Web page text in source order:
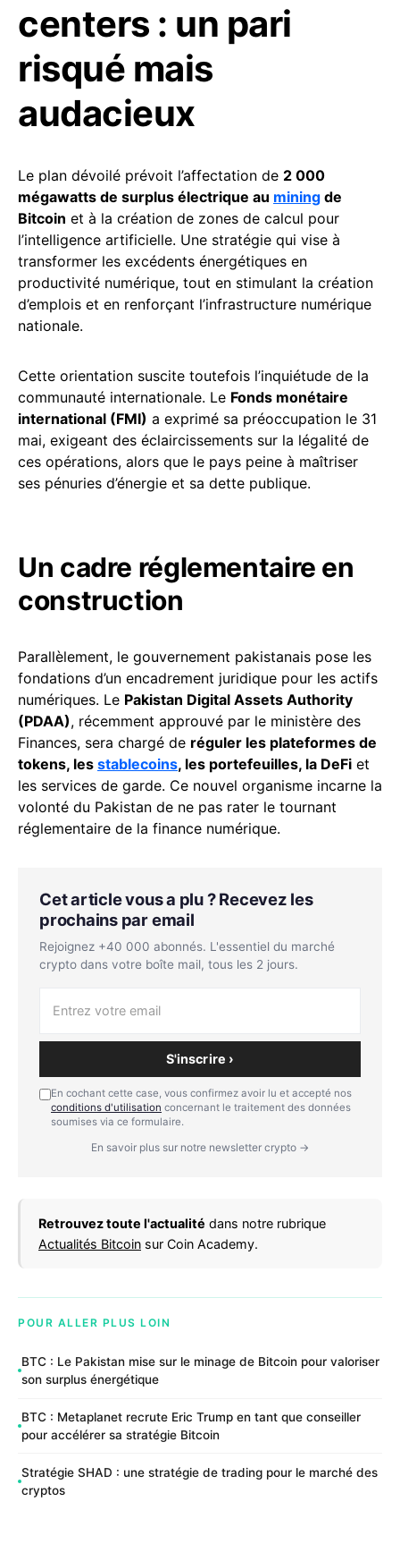
centers : un pari
risqué mais
audacieux
Le plan dévoilé prévoit l’affectation de 2 000
mégawatts de surplus électrique au mining de
Bitcoin et à la création de zones de calcul pour
l’intelligence artificielle. Une stratégie qui vise à
transformer les excédents énergétiques en
productivité numérique, tout en stimulant la création
d’emplois et en renforçant l’infrastructure numérique
nationale.
Cette orientation suscite toutefois l’inquiétude de la
communauté internationale. Le Fonds monétaire
international (FMI) a exprimé sa préoccupation le 31
mai, exigeant des éclaircissements sur la légalité de
ces opérations, alors que le pays peine à maîtriser
ses pénuries d’énergie et sa dette publique.
Un cadre réglementaire en
construction
Parallèlement, le gouvernement pakistanais pose les
fondations d’un encadrement juridique pour les actifs
numériques. Le Pakistan Digital Assets Authority
(PDAA), récemment approuvé par le ministère des
Finances, sera chargé de réguler les plateformes de
tokens, les stablecoins, les portefeuilles, la DeFi et
les services de garde. Ce nouvel organisme incarne la
volonté du Pakistan de ne pas rater le tournant
réglementaire de la finance numérique.
Cet article vous a plu ? Recevez les
prochains par email
Rejoignez +40 000 abonnés. L'essentiel du marché
crypto dans votre boîte mail, tous les 2 jours.
S'inscrire ›
En cochant cette case, vous confirmez avoir lu et accepté nos
conditions d'utilisation concernant le traitement des données
soumises via ce formulaire.
En savoir plus sur notre newsletter crypto →
Retrouvez toute l'actualité dans notre rubrique
Actualités Bitcoin sur Coin Academy.
POUR ALLER PLUS LOIN
BTC : Le Pakistan mise sur le minage de Bitcoin pour valoriser
son surplus énergétique
BTC : Metaplanet recrute Eric Trump en tant que conseiller
pour accélérer sa stratégie Bitcoin
Stratégie SHAD : une stratégie de trading pour le marché des
cryptos